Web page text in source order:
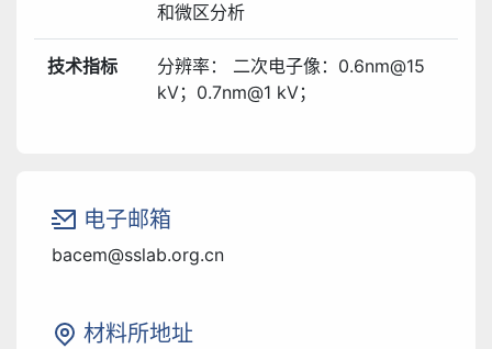
和微区分析
技术指标
分辨率： 二次电子像：0.6nm@15
kV；0.7nm@1 kV；
电子邮箱
bacem@sslab.org.cn
材料所地址